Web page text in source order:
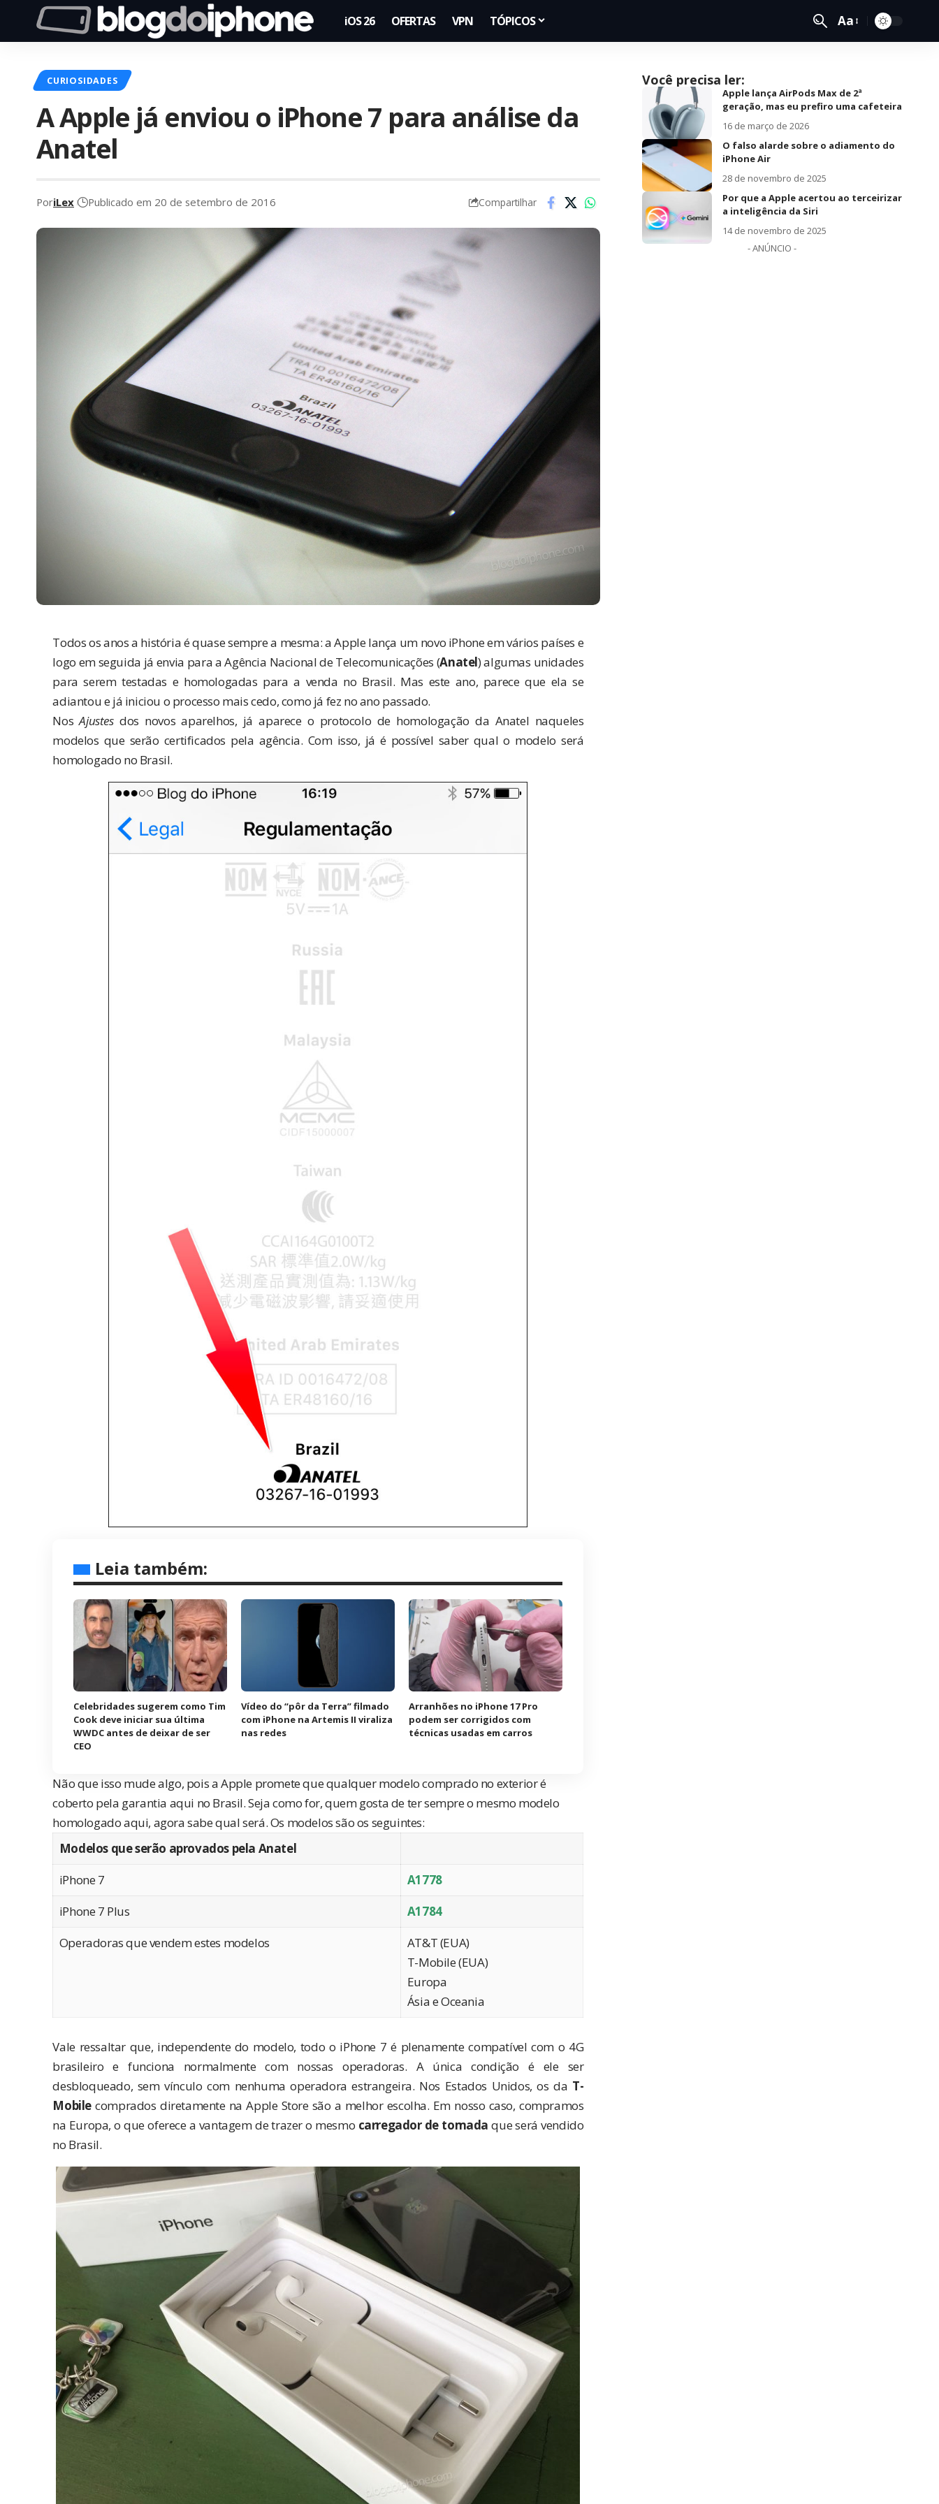
iOS 26 OFERTAS VPN TÓPICOS Aa
CURIOSIDADES
A Apple já enviou o iPhone 7 para análise da
Anatel
PoriLex Publicado em 20 de setembro de 2016 Compartilhar
Todos os anos a história é quase sempre a mesma: a Apple lança um novo iPhone em vários países e
logo em seguida já envia para a Agência Nacional de Telecomunicações (Anatel) algumas unidades
para serem testadas e homologadas para a venda no Brasil. Mas este ano, parece que ela se
adiantou e já iniciou o processo mais cedo, como já fez no ano passado.
NosAjustesdos novos aparelhos, já aparece o protocolo de homologação da Anatel naqueles
modelos que serão certificados pela agência. Com isso, já é possível saber qual o modelo será
homologado no Brasil.
Leia também:
Celebridades sugerem como Tim
Cook deve iniciar sua última
WWDC antes de deixar de ser
CEO
Vídeo do “pôr da Terra” filmado
com iPhone na Artemis II viraliza
nas redes
Arranhões no iPhone 17 Pro
podem ser corrigidos com
técnicas usadas em carros
Não que isso mude algo, pois a Apple promete que qualquer modelo comprado no exterior é
coberto pela garantia aqui no Brasil. Seja como for, quem gosta de ter sempre o mesmo modelo
homologado aqui, agora sabe qual será. Os modelos são os seguintes:
Modelos que serão aprovados pela Anatel
iPhone 7
A1778
iPhone 7 Plus
A1784
Operadoras que vendem estes modelos
AT&T (EUA)
T-Mobile (EUA)
Europa
Ásia e Oceania
Vale ressaltar que, independente do modelo, todo o iPhone 7 é plenamente compatível com o 4G
brasileiro e funciona normalmente com nossas operadoras. A única condição é ele ser
desbloqueado, sem vínculo com nenhuma operadora estrangeira. Nos Estados Unidos, os da T-
Mobilecomprados diretamente na Apple Store são a melhor escolha. Em nosso caso, compramos
na Europa, o que oferece a vantagem de trazer o mesmo carregador de tomada que será vendido
no Brasil.
Você precisa ler:
Apple lança AirPods Max de 2ª
geração, mas eu prefiro uma cafeteira
16 de março de 2026
O falso alarde sobre o adiamento do
iPhone Air
28 de novembro de 2025
Por que a Apple acertou ao terceirizar
a inteligência da Siri
14 de novembro de 2025
- ANÚNCIO -